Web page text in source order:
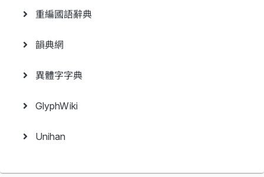
重編國語辭典
韻典網
異體字字典
GlyphWiki
Unihan